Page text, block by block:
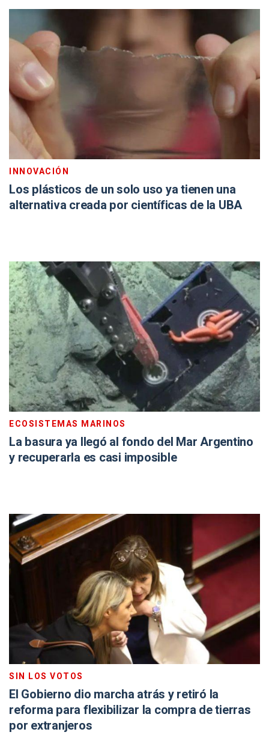
INNOVACIÓN
Los plásticos de un solo uso ya tienen una
alternativa creada por científicas de la UBA
ECOSISTEMAS MARINOS
La basura ya llegó al fondo del Mar Argentino
y recuperarla es casi imposible
SIN LOS VOTOS
El Gobierno dio marcha atrás y retiró la
reforma para flexibilizar la compra de tierras
por extranjeros